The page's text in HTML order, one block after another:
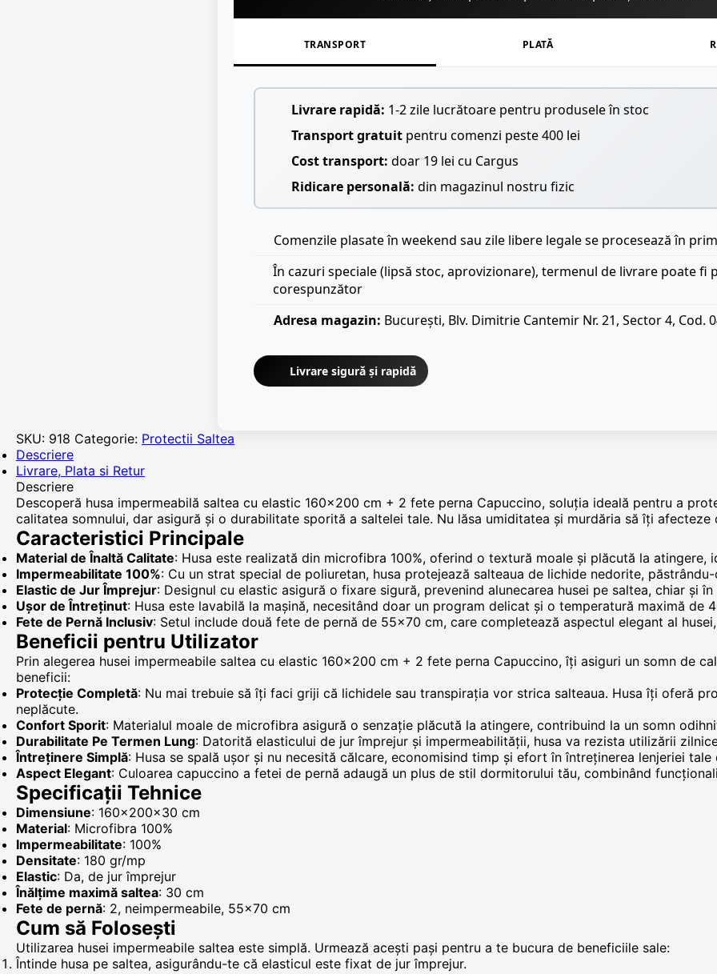
TRANSPORT PLATĂ
Livrare rapidă: 1-2 zile lucrătoare pentru produsele în stoc
Transport gratuit pentru comenzi peste 400 lei
Cost transport: doar 19 lei cu Cargus
Ridicare personală: din magazinul nostru fizic
Comenzile plasate în weekend sau zile libere legale se procesează în
În cazuri speciale (lipsă stoc, aprovizionare), termenul de livrare poate fi
corespunzător
Adresa magazin: București, Blv. Dimitrie Cantemir Nr. 21, Sector 4, Cod.
Livrare sigură și rapidă
SKU: 918 Categorie: Protectii Saltea
Descriere
Livrare, Plata si Retur
Descriere
Descoperă husa impermeabilă saltea cu elastic 160x200 cm + 2 fete perna Capuccino, soluția ideală pentru a
calitatea somnului, dar asigură și o durabilitate sporită a saltelei tale. Nu lăsa umiditatea și murdăria să îți
Caracteristici Principale
Material de Înaltă Calitate: Husa este realizată din microfibra 100%, oferind o textură moale și plăcută la atingere,
Impermeabilitate 100%: Cu un strat special de poliuretan, husa protejează salteaua de lichide nedorite,
Elastic de Jur Împrejur: Designul cu elastic asigură o fixare sigură, prevenind alunecarea husei pe saltea, chiar și
Ușor de Întreținut: Husa este lavabilă la mașină, necesitând doar un program delicat și o temperatură maximă de
Fete de Pernă Inclusiv: Setul include două fete de pernă de 55x70 cm, care completează aspectul elegant al
Beneficii pentru Utilizator
Prin alegerea husei impermeabile saltea cu elastic 160x200 cm + 2 fete perna Capuccino, îți asiguri un somn de
beneficii:
Protecție Completă: Nu mai trebuie să îți faci griji că lichidele sau transpirația vor strica salteaua. Husa îți oferă
neplăcute.
Confort Sporit: Materialul moale de microfibra asigură o senzație plăcută la atingere, contribuind la un somn
Durabilitate Pe Termen Lung: Datorită elasticului de jur împrejur și impermeabilității, husa va rezista utilizării
Întreținere Simplă: Husa se spală ușor și nu necesită călcare, economisind timp și efort în întreținerea lenjeriei tale
Aspect Elegant: Culoarea capuccino a fetei de pernă adaugă un plus de stil dormitorului tău, combinând
Specificații Tehnice
Dimensiune: 160x200x30 cm
Material: Microfibra 100%
Impermeabilitate: 100%
Densitate: 180 gr/mp
Elastic: Da, de jur împrejur
Înălțime maximă saltea: 30 cm
Fete de pernă: 2, neimpermeabile, 55x70 cm
Cum să Folosești
Utilizarea husei impermeabile saltea este simplă. Urmează acești pași pentru a te bucura de beneficiile sale:
Întinde husa pe saltea, asigurându-te că elasticul este fixat de jur împrejur.